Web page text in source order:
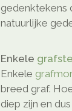
gedenktekens
natuurlijke
Enkele
Enkele
breed graf.
diep zijn en